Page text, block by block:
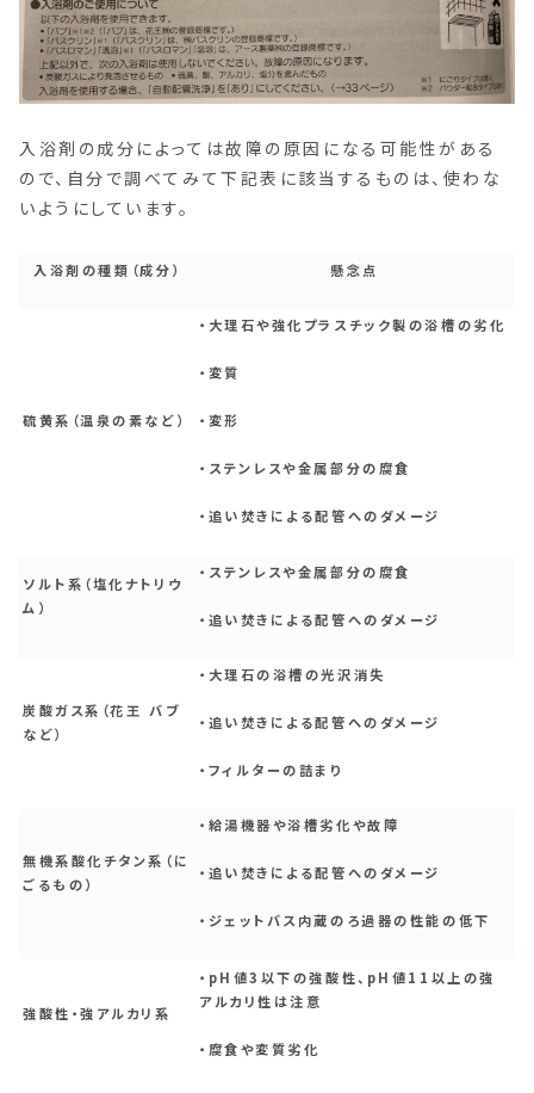
入浴剤の成分によっては故障の原因になる可能性がある
ので、自分で調べてみて下記表に該当するものは、使わな
いようにしています。
入浴剤の種類（成分） 懸念点
硫黄系（温泉の素など）
・大理石や強化プラスチック製の浴槽の劣化
・変質
・変形
・ステンレスや金属部分の腐食
・追い焚きによる配管へのダメージ
ソルト系（塩化ナトリウ
ム）
・ステンレスや金属部分の腐食
・追い焚きによる配管へのダメージ
炭酸ガス系（花王 バブ
など）
・大理石の浴槽の光沢消失
・追い焚きによる配管へのダメージ
・フィルターの詰まり
無機系酸化チタン系（に
ごるもの）
・給湯機器や浴槽劣化や故障
・追い焚きによる配管へのダメージ
・ジェットバス内蔵のろ過器の性能の低下
強酸性・強アルカリ系
・pH値3以下の強酸性、pH値11以上の強
アルカリ性は注意
・腐食や変質劣化